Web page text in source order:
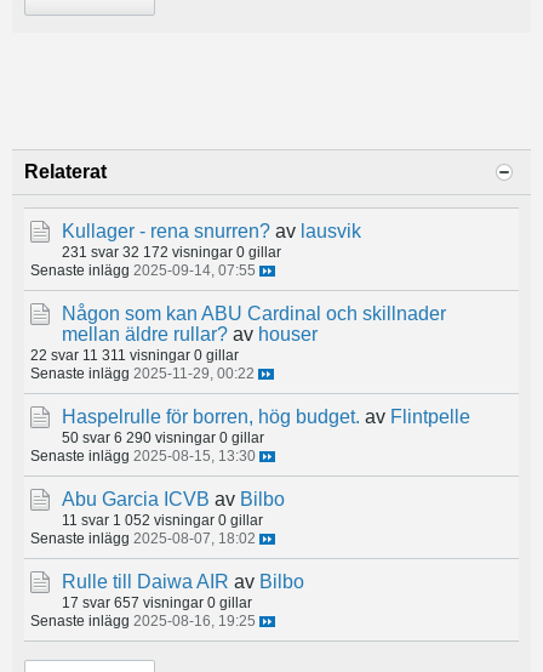
Relaterat
Kullager - rena snurren? av lausvik
231 svar 32 172 visningar 0 gillar
Senaste inlägg 2025-09-14, 07:55
Någon som kan ABU Cardinal och skillnader
mellan äldre rullar? av houser
22 svar 11 311 visningar 0 gillar
Senaste inlägg 2025-11-29, 00:22
Haspelrulle för borren, hög budget. av Flintpelle
50 svar 6 290 visningar 0 gillar
Senaste inlägg 2025-08-15, 13:30
Abu Garcia ICVB av Bilbo
11 svar 1 052 visningar 0 gillar
Senaste inlägg 2025-08-07, 18:02
Rulle till Daiwa AIR av Bilbo
17 svar 657 visningar 0 gillar
Senaste inlägg 2025-08-16, 19:25